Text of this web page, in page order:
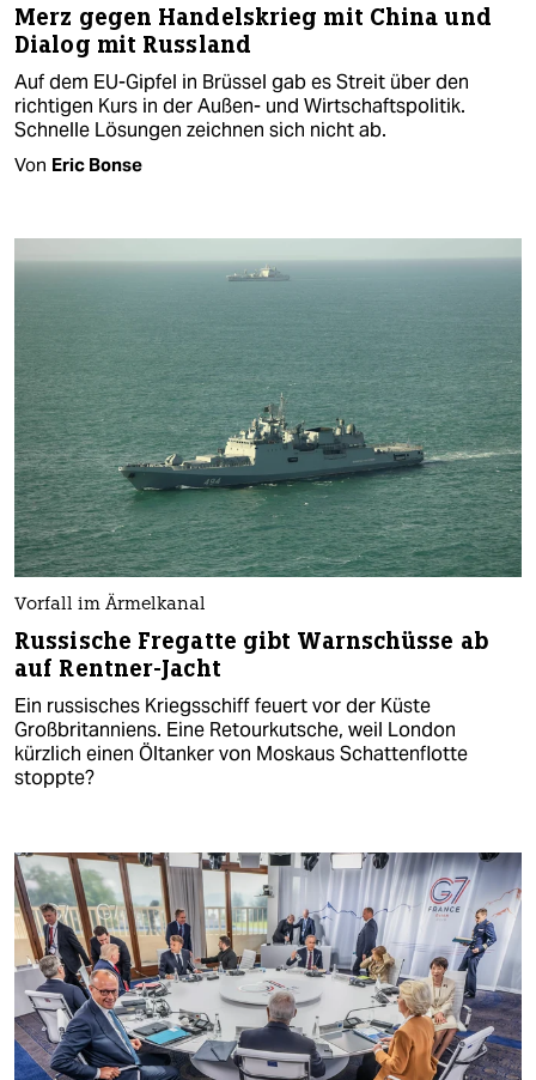
Merz gegen Handelskrieg mit China und
Dialog mit Russland
Auf dem EU-Gipfel in Brüssel gab es Streit über den
richtigen Kurs in der Außen- und Wirtschaftspolitik.
Schnelle Lösungen zeichnen sich nicht ab.
Von Eric Bonse
Vorfall im Ärmelkanal
Russische Fregatte gibt Warnschüsse ab
auf Rentner-Jacht
Ein russisches Kriegsschiff feuert vor der Küste
Großbritanniens. Eine Retourkutsche, weil London
kürzlich einen Öltanker von Moskaus Schattenflotte
stoppte?